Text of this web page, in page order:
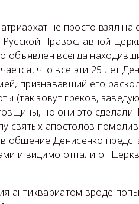
не просто взял
Православной
объявлен всегда
что все эти 25 лет
признававший его
(так зовут греков,
но они это
святых апостолов
общение Денисенко
и видимо отпали от
антиквариатом вроде